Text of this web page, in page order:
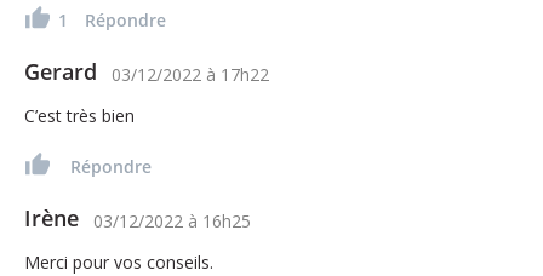
1 Répondre
Gerard 03/12/2022 à 17h22
C’est très bien
Répondre
Irène 03/12/2022 à 16h25
Merci pour vos conseils.